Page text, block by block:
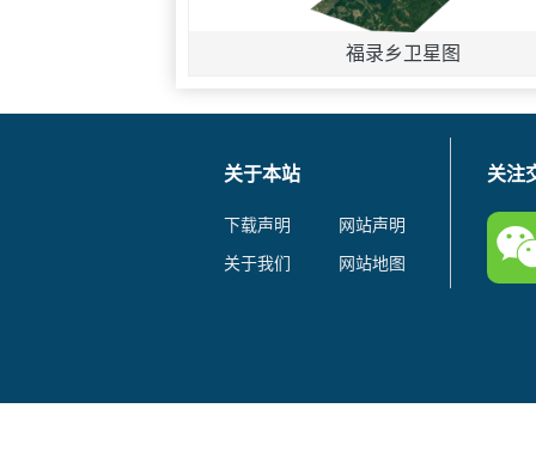
福录乡卫星图
关于本站
下载声明
网站声明
关于我们
网站地图
关注